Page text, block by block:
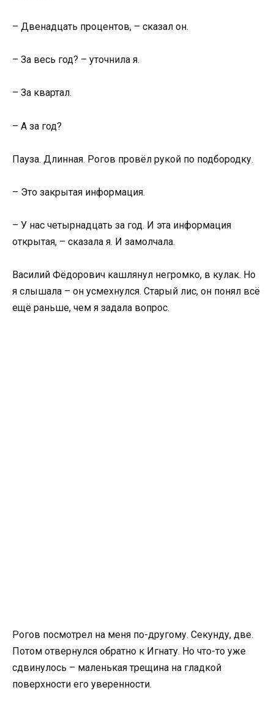
– Двенадцать процентов, – сказал он.
– За весь год? – уточнила я.
– За квартал.
– А за год?
Пауза. Длинная. Рогов провёл рукой по подбородку.
– Это закрытая информация.
– У нас четырнадцать за год. И эта информация
открытая, – сказала я. И замолчала.
Василий Фёдорович кашлянул негромко, в кулак. Но
я слышала – он усмехнулся. Старый лис, он понял всё
ещё раньше, чем я задала вопрос.
Рогов посмотрел на меня по-другому. Секунду, две.
Потом отвернулся обратно к Игнату. Но что-то уже
сдвинулось – маленькая трещина на гладкой
поверхности его уверенности.